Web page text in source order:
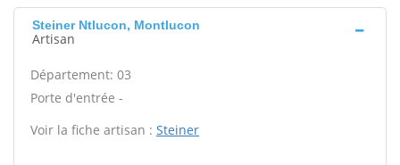
Steiner Ntlucon, Montlucon
Artisan
Département: 03
Porte d'entrée -
Voir la fiche artisan : Steiner